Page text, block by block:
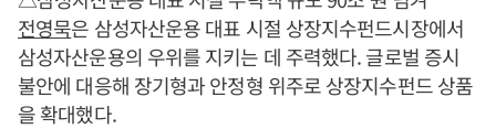
전영묵은 삼성자산운용 대표 시절 상장지수펀드시장에서
삼성자산운용의 우위를 지키는 데 주력했다. 글로벌 증시
불안에 대응해 장기형과 안정형 위주로 상장지수펀드 상품
을 확대했다.